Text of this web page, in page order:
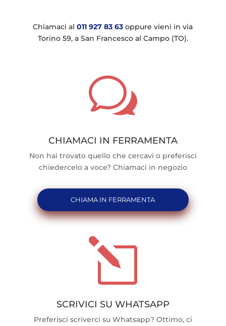
Chiamaci al011 927 83 63 oppure vieni in via
Torino 59, a San Francesco al Campo (TO).
w
CHIAMACI IN FERRAMENTA
Non hai trovato quello che cercavi o preferisci
chiedercelo a voce? Chiamaci in negozio
CHIAMA IN FERRAMENTA
l
SCRIVICI SU WHATSAPP
Preferisci scriverci su Whatsapp? Ottimo, ci